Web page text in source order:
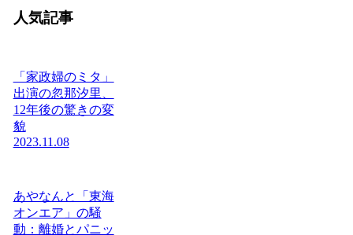
人気記事
「家政婦のミタ」
出演の忽那汐里、
12年後の驚きの変
貌
2023.11.08
あやなんと「東海
オンエア」の騒
動：離婚とパニッ